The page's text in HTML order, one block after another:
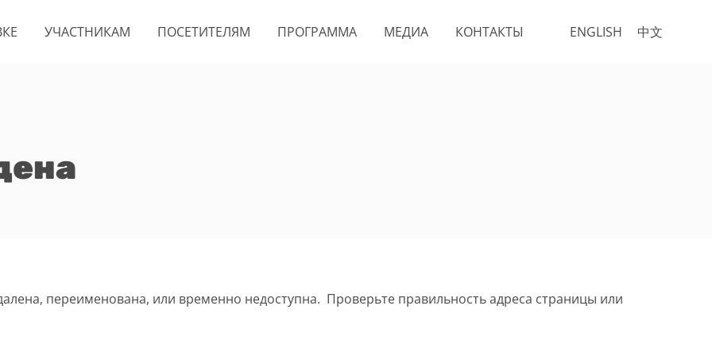
ENGLISH 中文
УЧАСТНИКАМ ПОСЕТИТЕЛЯМ ПРОГРАММА МЕДИА КОНТАКТЫ
переименована, или временно недоступна. Проверьте правильность адреса страницы или